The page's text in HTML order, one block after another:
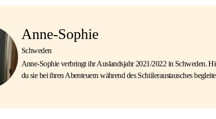
Anne-Sophie
Schweden
Anne-Sophie verbringt ihr Auslandsjahr 2021/2022 in Schweden.
du sie bei ihren Abenteuern während des Schüleraustausches